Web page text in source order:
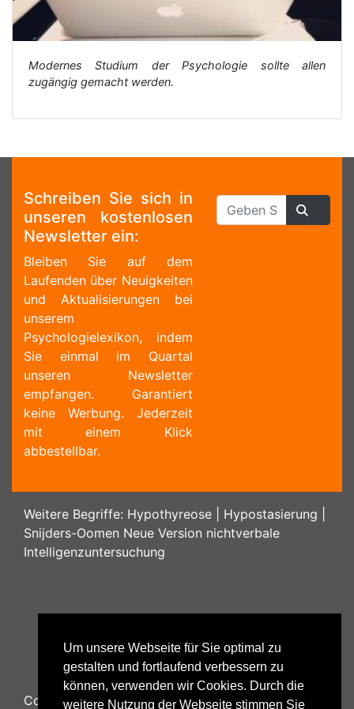
Um unsere Webseite für Sie optimal zu
gestalten und fortlaufend verbessern zu
können, verwenden wir Cookies. Durch die
weitere Nutzung der Webseite stimmen Sie
Modernes Studium der Psychologie sollte allen
zugängig gemacht werden.
Schreiben Sie sich in
unseren kostenlosen
Newsletter ein:
Bleiben Sie auf dem
Laufenden über Neuigkeiten
und Aktualisierungen bei
unserem
Psychologielexikon, indem
Sie einmal im Quartal
unseren Newsletter
empfangen. Garantiert
keine Werbung. Jederzeit
mit einem Klick
abbestellbar.
Weitere Begriffe: Hypothyreose Hypostasierung
Snijders-Oomen Neue Version nichtverbale
Intelligenzuntersuchung
Copyright © 2026Psychology48.com - All Rights